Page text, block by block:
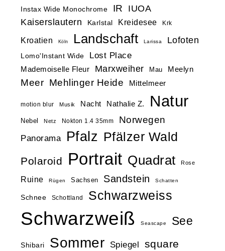
Instax Wide Monochrome
IR
IUOA
Kaiserslautern
Karlstal Kreidesee Krk
Kroatien Köln Landschaft Larissa Lofoten
Lomo'Instant Wide Lost Place
Mademoiselle Fleur Marxweiher Mau Meelyn
Meer Mehlinger Heide Mittelmeer
motion blur Musik Nacht Nathalie Z. Natur
Nebel Netz Nokton 1.4 35mm Norwegen
Panorama Pfalz Pfälzer Wald
Polaroid Portrait Quadrat Rose
Ruine Rügen Sachsen Sandstein Schatten
Schnee Schottland Schwarzweiss
Schwarzweiß Seascape See
Shibari Sommer Spiegel square